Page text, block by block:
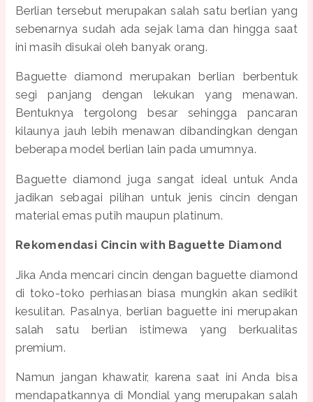
Berlian tersebut merupakan salah satu berlian yang
sebenarnya sudah ada sejak lama dan hingga saat
ini masih disukai oleh banyak orang.
Baguette diamond merupakan berlian berbentuk
segi panjang dengan lekukan yang menawan.
Bentuknya tergolong besar sehingga pancaran
kilaunya jauh lebih menawan dibandingkan dengan
beberapa model berlian lain pada umumnya.
Baguette diamond juga sangat ideal untuk Anda
jadikan sebagai pilihan untuk jenis cincin dengan
material emas putih maupun platinum.
Rekomendasi Cincin with Baguette Diamond
Jika Anda mencari cincin dengan baguette diamond
di toko-toko perhiasan biasa mungkin akan sedikit
kesulitan. Pasalnya, berlian baguette ini merupakan
salah satu berlian istimewa yang berkualitas
premium.
Namun jangan khawatir, karena saat ini Anda bisa
mendapatkannya di Mondial yang merupakan salah